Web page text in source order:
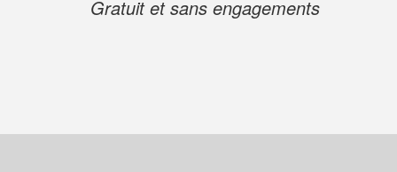
Gratuit et sans engagements